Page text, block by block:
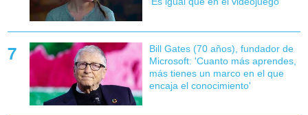
Bill Gates (70 años), fundador de
Microsoft: 'Cuanto más aprendes,
más tienes un marco en el que
encaja el conocimiento'